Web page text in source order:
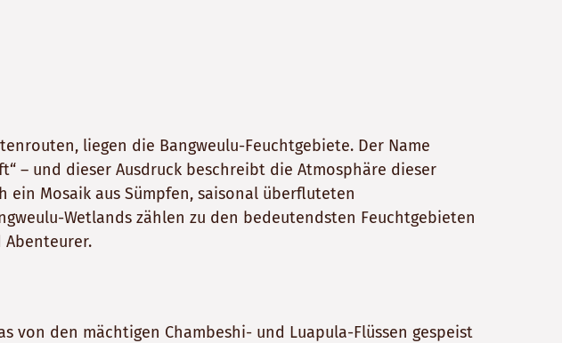
liegen die Bangweulu-Feuchtgebiete. Der Name
– und dieser Ausdruck beschreibt die Atmosphäre dieser
Mosaik aus Sümpfen, saisonal überfluteten
Wetlands zählen zu den bedeutendsten Feuchtgebieten
Abenteurer.
von den mächtigen Chambeshi- und Luapula-Flüssen gespeist